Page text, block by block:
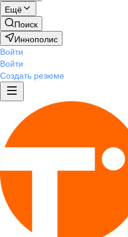
Ещё
Поиск
Иннополис
Войти
Войти
Создать резюме